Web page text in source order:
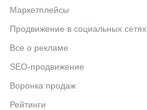
Маркетплейсы
Продвижение в социальных сетях
Все о рекламе
SEO-продвижение
Воронка продаж
Рейтинги